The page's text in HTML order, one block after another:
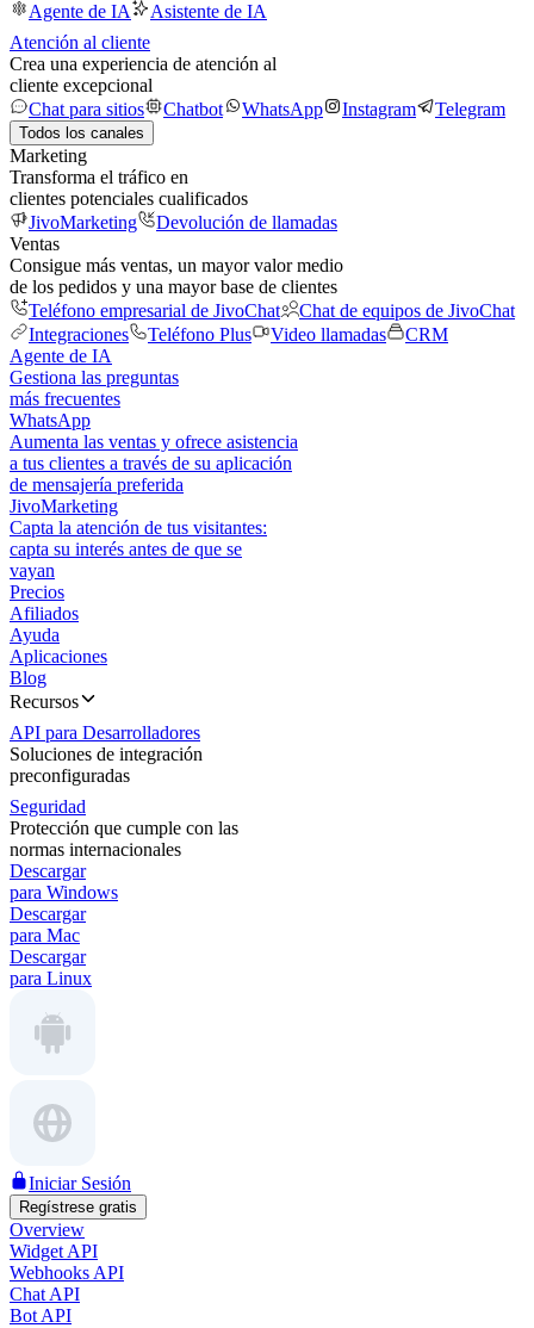
Agente de IA
Asistente de IA
Atención al cliente
Crea una experiencia de atención al
cliente excepcional
Chat para sitios
Chatbot WhatsApp Instagram Telegram
Todos los canales
Marketing
Transforma el tráfico en
clientes potenciales cualificados
JivoMarketing
Devolución de llamadas
Ventas
Consigue más ventas, un mayor valor medio
de los pedidos y una mayor base de clientes
Teléfono empresarial de JivoChat
Chat de equipos de JivoChat
Integraciones
Teléfono Plus Video llamadas
CRM
Agente de IA
Gestiona las preguntas
más frecuentes
WhatsApp
Aumenta las ventas y ofrece asistencia
a tus clientes a través de su aplicación
de mensajería preferida
JivoMarketing
Capta la atención de tus visitantes:
capta su interés antes de que se
vayan
Precios
Afiliados
Ayuda
Aplicaciones
Blog
Recursos
API para Desarrolladores
Soluciones de integración
preconfiguradas
Seguridad
Protección que cumple con las
normas internacionales
Descargar
para Windows
Descargar
para Mac
Descargar
para Linux
Iniciar Sesión
Regístrese gratis
Overview
Widget API
Webhooks API
Chat API
Bot API